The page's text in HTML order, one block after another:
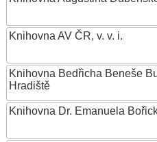
Knihovna AV ČR, v. v. i.
Knihovna Bedřicha Beneše
Hradiště
Knihovna Dr. Emanuela